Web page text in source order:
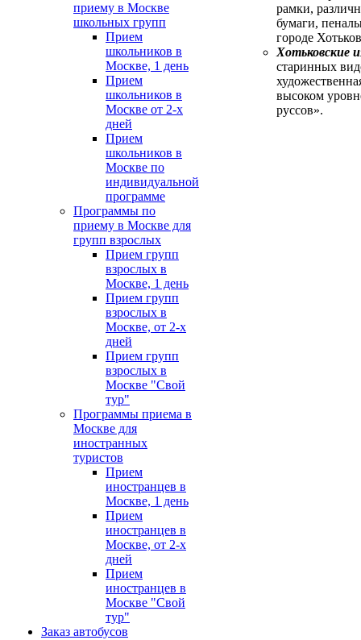
приему в Москве
школьных групп
Прием
школьников в
Москве, 1 день
Прием
школьников в
Москве от 2-х
дней
Прием
школьников в
Москве по
индивидуальной
программе
Программы по
приему в Москве для
групп взрослых
Прием групп
взрослых в
Москве, 1 день
Прием групп
взрослых в
Москве, от 2-х
дней
Прием групп
взрослых в
Москве "Свой
тур"
Программы приема в
Москве для
иностранных
туристов
Прием
иностранцев в
Москве, 1 день
Прием
иностранцев в
Москве, от 2-х
дней
Прием
иностранцев в
Москве "Свой
тур"
Заказ автобусов
рамки,
бумаги,
городе
Хотьковские
старинных
высоком
руссов».